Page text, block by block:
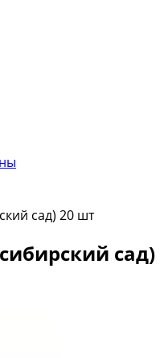
сад) 20 шт
сад)